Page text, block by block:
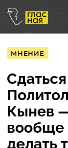
МНЕНИЕ
Кынев
вообще
делать